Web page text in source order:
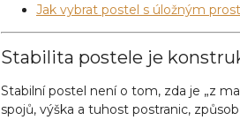
Jak vybrat postel s úložným
Stabilita postele je
Stabilní postel není o tom, zda je „z
spojů, výška a tuhost postranic,